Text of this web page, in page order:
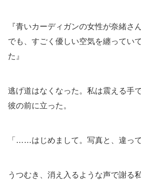
『青いカーディガンの女性が奈緒さ
でも、すごく優しい空気を纏ってい
た』
逃げ道はなくなった。私は震える手
彼の前に立った。
「……はじめまして。写真と、違っ
うつむき、消え入るような声で謝る